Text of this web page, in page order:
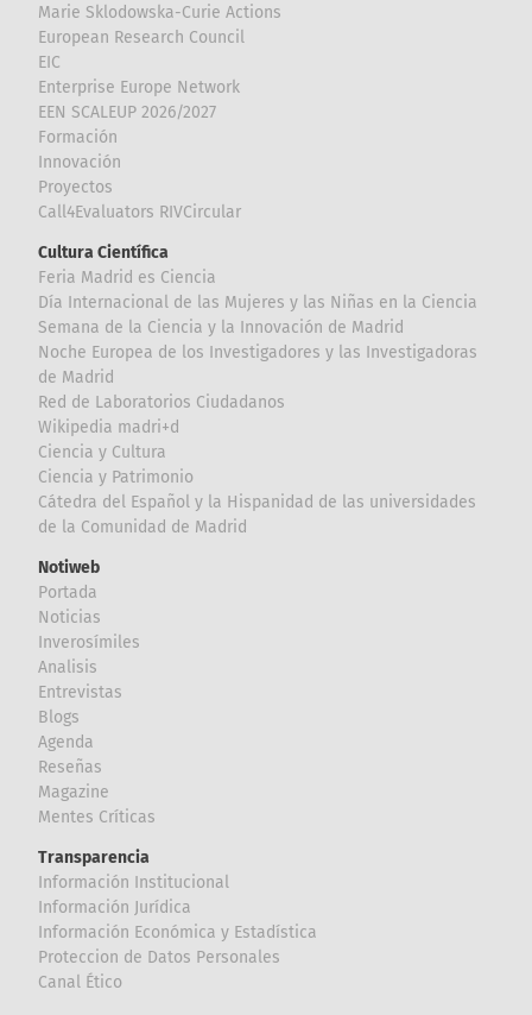
Marie Sklodowska-Curie Actions
European Research Council
EIC
Enterprise Europe Network
EEN SCALEUP 2026/2027
Formación
Innovación
Proyectos
Call4Evaluators RIVCircular
Cultura Científica
Feria Madrid es Ciencia
Día Internacional de las Mujeres y las Niñas en la Ciencia
Semana de la Ciencia y la Innovación de Madrid
Noche Europea de los Investigadores y las Investigadoras
de Madrid
Red de Laboratorios Ciudadanos
Wikipedia madri+d
Ciencia y Cultura
Ciencia y Patrimonio
Cátedra del Español y la Hispanidad de las universidades
de la Comunidad de Madrid
Notiweb
Portada
Noticias
Inverosímiles
Analisis
Entrevistas
Blogs
Agenda
Reseñas
Magazine
Mentes Críticas
Transparencia
Información Institucional
Información Jurídica
Información Económica y Estadística
Proteccion de Datos Personales
Canal Ético